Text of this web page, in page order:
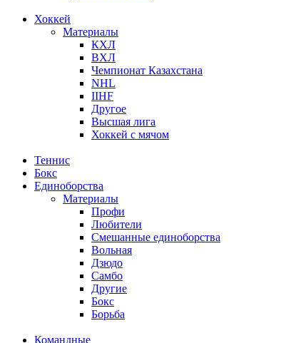
Хоккей
Материалы
КХЛ
ВХЛ
Чемпионат Казахстана
NHL
IIHF
Другое
Высшая лига
Хоккей с мячом
Теннис
Бокс
Единоборства
Материалы
Профи
Любители
Смешанные единоборства
Вольная
Дзюдо
Самбо
Другие
Бокс
Борьба
Командные